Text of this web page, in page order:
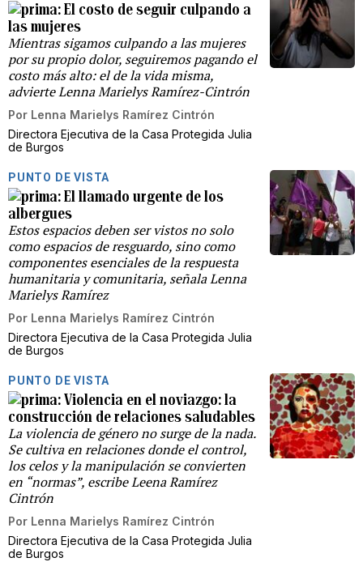
El costo de seguir culpando a
las mujeres
Mientras sigamos culpando a las mujeres
por su propio dolor, seguiremos pagando el
costo más alto: el de la vida misma,
advierte Lenna Marielys Ramírez-Cintrón
Por Lenna Marielys Ramírez Cintrón
Directora Ejecutiva de la Casa Protegida Julia
de Burgos
PUNTO DE VISTA
El llamado urgente de los
albergues
Estos espacios deben ser vistos no solo
como espacios de resguardo, sino como
componentes esenciales de la respuesta
humanitaria y comunitaria, señala Lenna
Marielys Ramírez
Por Lenna Marielys Ramírez Cintrón
Directora Ejecutiva de la Casa Protegida Julia
de Burgos
PUNTO DE VISTA
Violencia en el noviazgo: la
construcción de relaciones saludables
La violencia de género no surge de la nada.
Se cultiva en relaciones donde el control,
los celos y la manipulación se convierten
en “normas”, escribe Leena Ramírez
Cintrón
Por Lenna Marielys Ramírez Cintrón
Directora Ejecutiva de la Casa Protegida Julia
de Burgos